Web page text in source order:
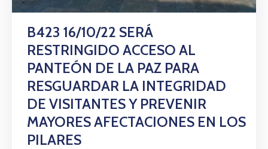
B423 16/10/22 SERÁ
RESTRINGIDO ACCESO AL
PANTEÓN DE LA PAZ PARA
RESGUARDAR LA INTEGRIDAD
DE VISITANTES Y PREVENIR
MAYORES AFECTACIONES EN LOS
PILARES